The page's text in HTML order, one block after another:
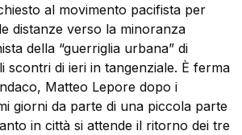
al movimento pacifista per
distanze verso la minoranza
della “guerriglia urbana” di
scontri di ieri in tangenziale. È ferma
Matteo Lepore dopo i
giorni da parte di una piccola parte
in città si attende il ritorno dei tre